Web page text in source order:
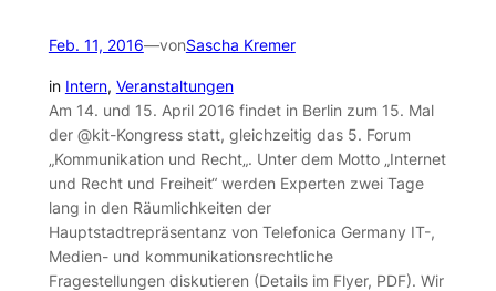
Feb. 11, 2016—vonSascha Kremer
in Intern, Veranstaltungen
Am 14. und 15. April 2016 findet in Berlin zum 15. Mal
der @kit-Kongress statt, gleichzeitig das 5. Forum
„Kommunikation und Recht„. Unter dem Motto „Internet
und Recht und Freiheit“ werden Experten zwei Tage
lang in den Räumlichkeiten der
Hauptstadtrepräsentanz von Telefonica Germany IT-,
Medien- und kommunikationsrechtliche
Fragestellungen diskutieren (Details im Flyer, PDF). Wir